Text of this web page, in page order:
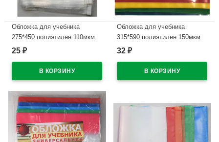
Обложка для учебника
275*450 полиэтилен 110мкм
универсальная М с липким
25 ₽
Обложка для учебника
315*590 полиэтилен 150мкм
универсальная М арт У 315
32 ₽